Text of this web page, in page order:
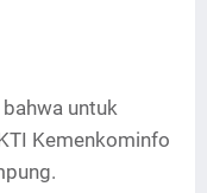
untuk
Kemenkominfo